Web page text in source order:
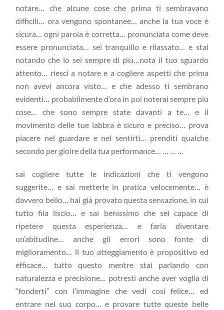
notare… che alcune cose che prima ti sembravano
difficili… ora vengono spontanee… anche la tua voce è
sicura… ogni parola è corretta… pronunciata come deve
essere pronunciata… sei tranquillo e rilassato… e stai
notando che lo sei sempre di più…nota il tuo sguardo
attento… riesci a notare e a cogliere aspetti che prima
non avevi ancora visto… e che adesso ti sembrano
evidenti… probabilmente d’ora in poi noterai sempre più
cose… che sono sempre state davanti a te… e il
movimento delle tue labbra è sicuro e preciso… prova
piacere nel guardare e nel sentirti… prenditi qualche
secondo per gioire della tua performance… … … …
sai cogliere tutte le indicazioni che ti vengono
suggerite… e sai metterle in pratica velocemente… è
davvero bello… hai già provato questa sensazione, in cui
tutto fila liscio… e sai benissimo che sei capace di
ripetere questa esperienza… e farla diventare
un’abitudine… anche gli errori sono fonte di
miglioramento… il tuo atteggiamento è propositivo ed
efficace… tutto questo mentre stai parlando con
naturalezza e precisione… potresti anche aver voglia di
“fonderti” con l’immagine che vedi così felice… ed
entrare nel suo corpo… e provare tutte queste belle